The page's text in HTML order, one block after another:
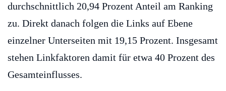
durchschnittlich 20,94 Prozent Anteil am Ranking
zu. Direkt danach folgen die Links auf Ebene
einzelner Unterseiten mit 19,15 Prozent. Insgesamt
stehen Linkfaktoren damit für etwa 40 Prozent des
Gesamteinflusses.